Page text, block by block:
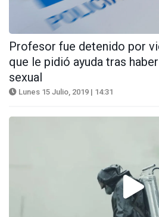
Profesor fue detenido por
que le pidió ayuda tras
sexual
Lunes 15 Julio, 2019 | 14:31